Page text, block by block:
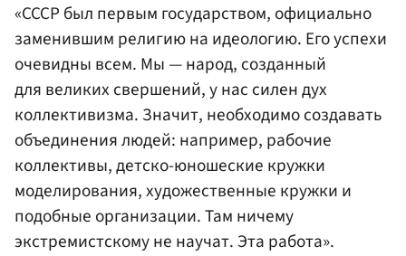
«СССР был первым государством, официально
заменившим религию на идеологию. Его успехи
очевидны всем. Мы — народ, созданный
для великих свершений, у нас силен дух
коллективизма. Значит, необходимо создавать
объединения людей: например, рабочие
коллективы, детско-юношеские кружки
моделирования, художественные кружки и
подобные организации. Там ничему
экстремистскому не научат. Эта работа».